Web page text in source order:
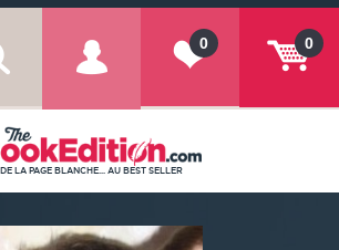
0
0
DE LA PAGE BLANCHE... AU BEST SELLER